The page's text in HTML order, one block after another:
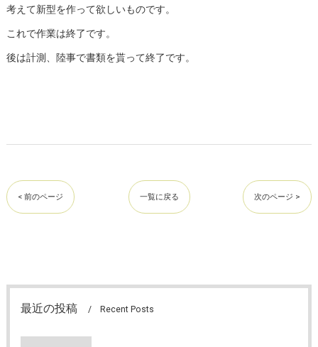
考えて新型を作って欲しいものです。
これで作業は終了です。
後は計測、陸事で書類を貰って終了です。
< 前のページ 一覧に戻る 次のページ >
最近の投稿 Recent Posts